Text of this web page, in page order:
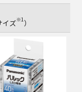
イズ※1）